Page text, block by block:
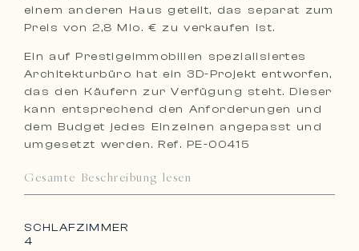
einem anderen Haus geteilt, das separat zum
Preis von 2,8 Mio. € zu verkaufen ist.
Ein auf Prestigeimmobilien spezialisiertes
Architekturbüro hat ein 3D-Projekt entworfen,
das den Käufern zur Verfügung steht. Dieser
kann entsprechend den Anforderungen und
dem Budget jedes Einzelnen angepasst und
umgesetzt werden. Ref. PE-00415
Gesamte Beschreibung lesen
SCHLAFZIMMER
4